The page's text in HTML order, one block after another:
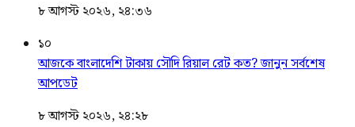
৮ আগস্ট ২০২৬, ২৪:৩৬
১০
আজকে বাংলাদেশি টাকায় সৌদি রিয়াল রেট কত? জানুন সর্বশেষ
আপডেট
৮ আগস্ট ২০২৬, ২৪:২৮